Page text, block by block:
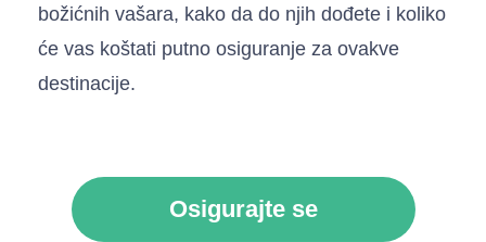
božićnih vašara, kako da do njih dođete i koliko
će vas koštati putno osiguranje za ovakve
destinacije.
Osigurajte se